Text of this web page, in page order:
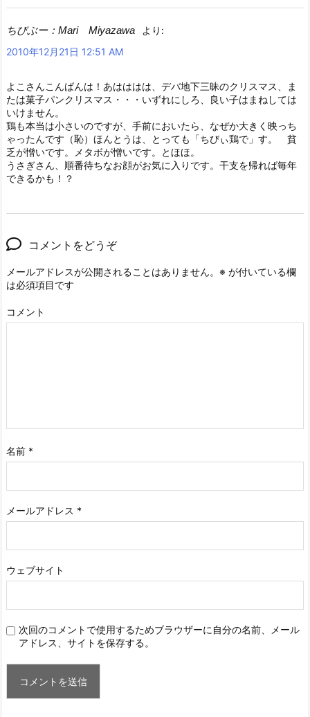
ちびぶー：Mari Miyazawa
より:
2010年12月21日 12:51 AM
よこさんこんばんは！あはははは、デバ地下三昧のクリスマス、ま
たは菓子パンクリスマス・・・いずれにしろ、良い子はまねしては
いけません。
鶏も本当は小さいのですが、手前においたら、なぜか大きく映っち
ゃったんです（恥）ほんとうは、とっても「ちびぃ鶏で」す。 貧
乏が憎いです。メタボが憎いです。とほほ。
うさぎさん、順番待ちなお顔がお気に入りです。干支を帰れば毎年
できるかも！？
コメントをどうぞ
メールアドレスが公開されることはありません。 ※ が付いている欄
は必須項目です
コメント
名前 *
メールアドレス *
ウェブサイト
次回のコメントで使用するためブラウザーに自分の名前、メール
アドレス、サイトを保存する。